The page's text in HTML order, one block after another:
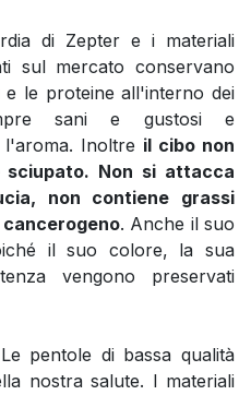
di Zepter e i materiali
sul mercato conservano
le proteine all'interno dei
sani e gustosi e
Inoltre il cibo non
Non si attacca
non contiene grassi
. Anche il suo
il suo colore, la sua
vengono preservati
Le pentole di bassa qualità
nostra salute. I materiali